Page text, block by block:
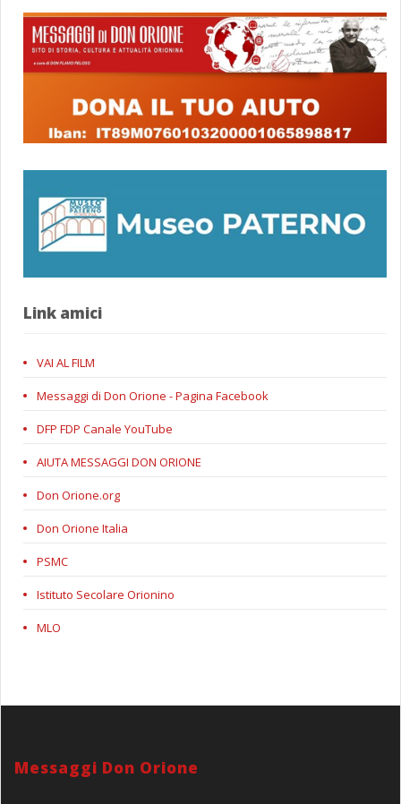
Link amici
VAI AL FILM
Messaggi di Don Orione - Pagina Facebook
DFP FDP Canale YouTube
AIUTA MESSAGGI DON ORIONE
Don Orione.org
Don Orione Italia
PSMC
Istituto Secolare Orionino
MLO
Messaggi Don Orione